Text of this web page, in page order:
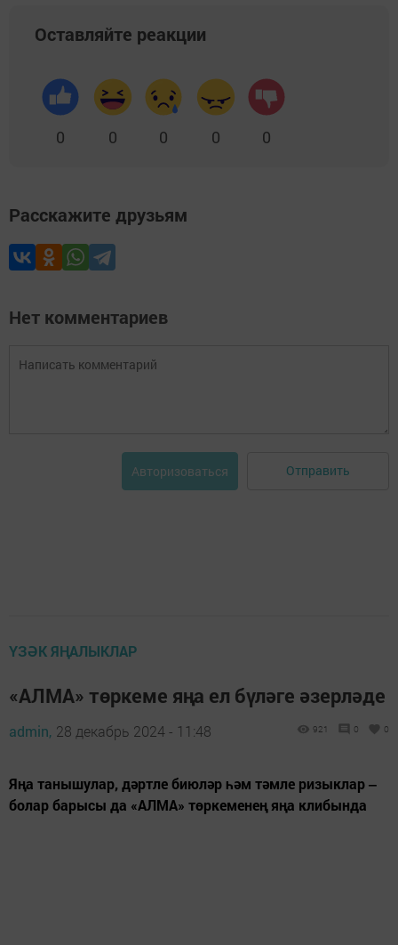
Оставляйте реакции
0 0 0 0 0
Расскажите друзьям
Нет комментариев
Авторизоваться Отправить
ҮЗӘК ЯҢАЛЫКЛАР
«АЛМА» төркеме яңа ел бүләге әзерләде
admin, 28 декабрь 2024 - 11:48 921 0 0
Яңа танышулар, дәртле биюләр һәм тәмле ризыклар ‒
болар барысы да «АЛМА» төркеменең яңа клибында